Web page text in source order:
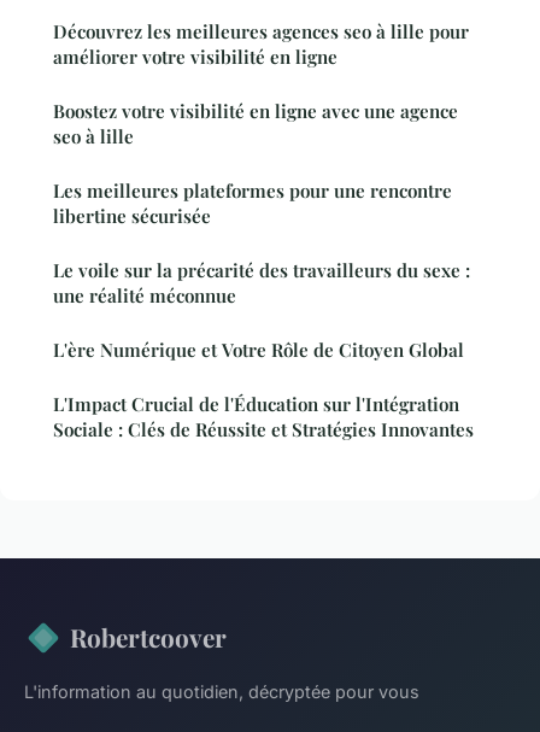
Découvrez les meilleures agences seo à lille pour
améliorer votre visibilité en ligne
Boostez votre visibilité en ligne avec une agence
seo à lille
Les meilleures plateformes pour une rencontre
libertine sécurisée
Le voile sur la précarité des travailleurs du sexe :
une réalité méconnue
L'ère Numérique et Votre Rôle de Citoyen Global
L'Impact Crucial de l'Éducation sur l'Intégration
Sociale : Clés de Réussite et Stratégies Innovantes
Robertcoover
L'information au quotidien, décryptée pour vous